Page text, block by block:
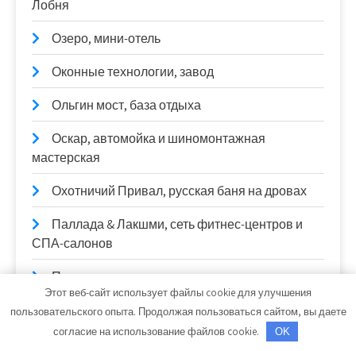
Лобня
Озеро, мини-отель
Оконные технологии, завод
Ольгин мост, база отдыха
Оскар, автомойка и шиномонтажная
мастерская
Охотничий Привал, русская баня на дровах
Паллада & Лакшми, сеть фитнес-центров и
СПА-салонов
Пальма, сауна
Парадиз, центр отдыха
Парус, гостинично-ресторанный комплекс
Этот веб-сайт использует файлы cookie для улучшения
пользовательского опыта. Продолжая пользоваться сайтом, вы даете
согласие на использование файлов cookie.
OK